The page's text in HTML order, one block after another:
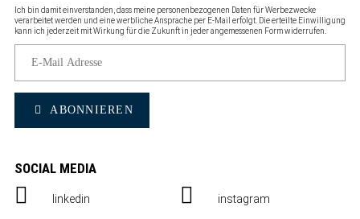
Ich bin damit einverstanden, dass meine personenbezogenen Daten für Werbezwecke
verarbeitet werden und eine werbliche Ansprache per E-Mail erfolgt. Die erteilte Einwilligung
kann ich jederzeit mit Wirkung für die Zukunft in jeder angemessenen Form widerrufen.
ABONNIEREN
SOCIAL MEDIA
linkedin instagram